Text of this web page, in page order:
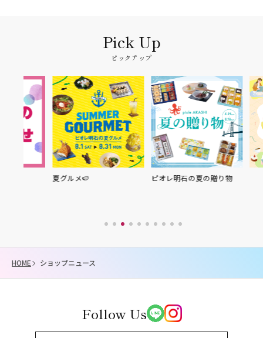
ピックアップ
夏グルメ🍉 ピオレ明石の夏の贈り物
HOME ショップニュース
Follow Us